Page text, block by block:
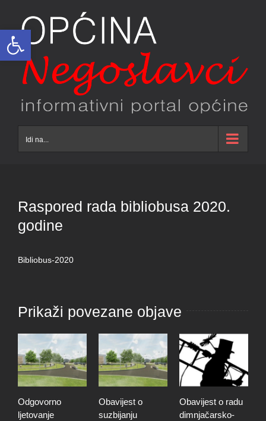
Open toolbar
content
Idi na...
Raspored rada bibliobusa 2020.
godine
Bibliobus-2020
Prikaži povezane objave
Odgovorno
ljetovanje
Obavijest o
suzbijanju
Obavijest o radu
dimnjačarsko-